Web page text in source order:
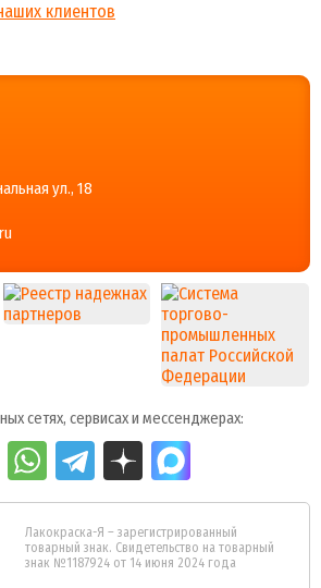
клиентов
ул., 18
сетях, сервисах и мессенджерах:
Лакокраска-Я – зарегистрированный
товарный знак. Свидетельство на товарный
знак №1187924 от 14 июня 2024 года